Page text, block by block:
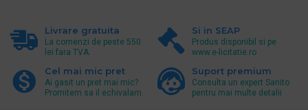
Livrare gratuita
La comenzi de peste 550
lei fara TVA.
Si in SEAP
Produs disponibil si pe
www.e-licitatie.ro
Cel mai mic pret
Ai gasit un pret mai mic?
Promitem sa il echivalam.
Suport premium
Consulta un expert Sanito
pentru mai multe detalii